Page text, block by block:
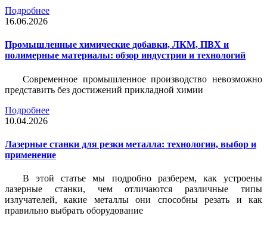
Подробнее
16.06.2026
Промышленные химические добавки, ЛКМ, ПВХ и
полимерные материалы: обзор индустрии и технологий
Современное промышленное производство невозможно
представить без достижений прикладной химии
Подробнее
10.04.2026
Лазерные станки для резки металла: технологии, выбор и
применение
В этой статье мы подробно разберем, как устроены
лазерные станки, чем отличаются различные типы
излучателей, какие металлы они способны резать и как
правильно выбрать оборудование